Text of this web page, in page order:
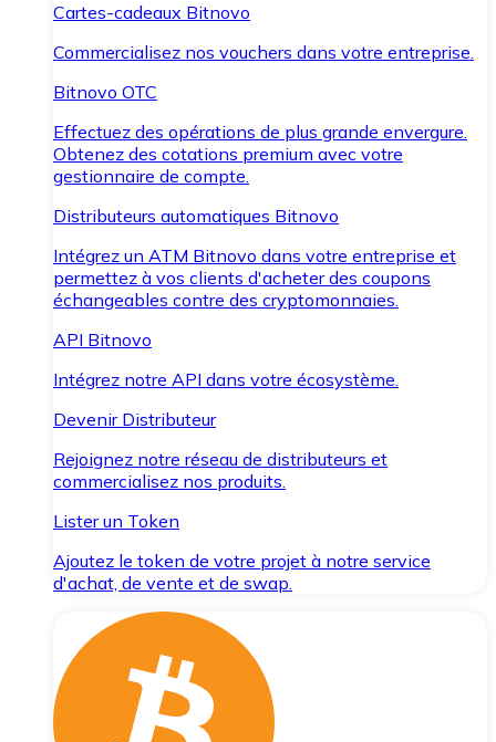
Cartes-cadeaux Bitnovo
Commercialisez nos vouchers dans votre entreprise.
Bitnovo OTC
Effectuez des opérations de plus grande envergure.
Obtenez des cotations premium avec votre
gestionnaire de compte.
Distributeurs automatiques Bitnovo
Intégrez un ATM Bitnovo dans votre entreprise et
permettez à vos clients d'acheter des coupons
échangeables contre des cryptomonnaies.
API Bitnovo
Intégrez notre API dans votre écosystème.
Devenir Distributeur
Rejoignez notre réseau de distributeurs et
commercialisez nos produits.
Lister un Token
Ajoutez le token de votre projet à notre service
d'achat, de vente et de swap.